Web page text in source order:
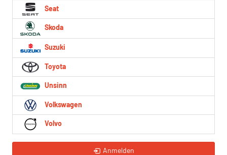
Seat
Skoda
Suzuki
Toyota
Unsinn
Volkswagen
Volvo
Anmelden